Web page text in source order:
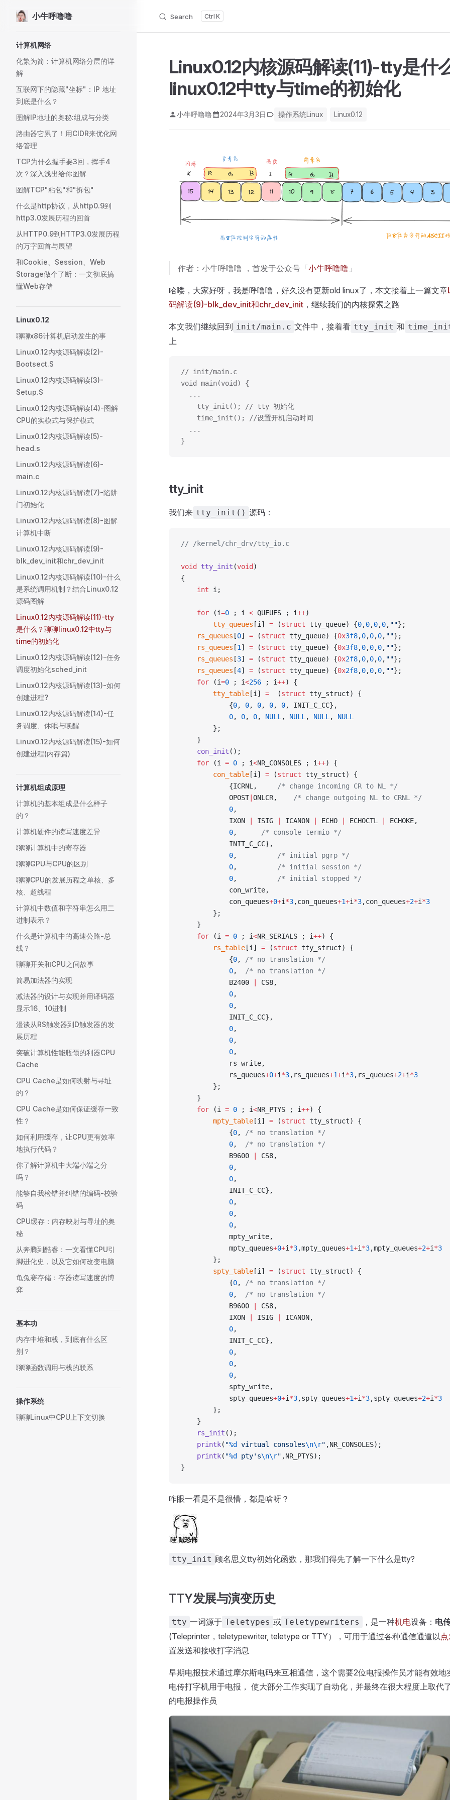
Skip to content
小牛呼噜噜 Search K
计算机网络
化繁为简：计算机网络分层的详
解
互联网下的隐藏"坐标"：IP 地址
到底是什么？
图解IP地址的奥秘:组成与分类
路由器它累了！用CIDR来优化网
络管理
TCP为什么握手要3回，挥手4
次？深入浅出给你图解
图解TCP"粘包"和"拆包"
什么是http协议，从http0.9到
http3.0发展历程的回首
从HTTP0.9到HTTP3.0发展历程
的万字回首与展望
和Cookie、Session、Web
Storage做个了断：一文彻底搞
懂Web存储
Linux0.12
聊聊x86计算机启动发生的事
Linux0.12内核源码解读(2)-
Bootsect.S
Linux0.12内核源码解读(3)-
Setup.S
Linux0.12内核源码解读(4)-图解
CPU的实模式与保护模式
Linux0.12内核源码解读(5)-
head.s
Linux0.12内核源码解读(6)-
main.c
Linux0.12内核源码解读(7)-陷阱
门初始化
Linux0.12内核源码解读(8)-图解
计算机中断
Linux0.12内核源码解读(9)-
blk_dev_init和chr_dev_init
Linux0.12内核源码解读(10)-什么
是系统调用机制？结合Linux0.12
源码图解
Linux0.12内核源码解读(11)-tty
是什么？聊聊linux0.12中tty与
time的初始化
Linux0.12内核源码解读(12)-任务
调度初始化sched_init
Linux0.12内核源码解读(13)-如何
创建进程?
Linux0.12内核源码解读(14)-任
务调度、休眠与唤醒
Linux0.12内核源码解读(15)-如何
创建进程(内存篇)
计算机组成原理
计算机的基本组成是什么样子
的？
计算机硬件的读写速度差异
聊聊计算机中的寄存器
聊聊GPU与CPU的区别
聊聊CPU的发展历程之单核、多
核、超线程
计算机中数值和字符串怎么用二
进制表示？
什么是计算机中的高速公路-总
线？
聊聊开关和CPU之间故事
简易加法器的实现
减法器的设计与实现并用译码器
显示16、10进制
漫谈从RS触发器到D触发器的发
展历程
突破计算机性能瓶颈的利器CPU
Cache
CPU Cache是如何映射与寻址
的？
CPU Cache是如何保证缓存一致
性？
如何利用缓存，让CPU更有效率
地执行代码？
你了解计算机中大端小端之分
吗？
能够自我检错并纠错的编码-校验
码
CPU缓存：内存映射与寻址的奥
秘
从奔腾到酷睿：一文看懂CPU引
脚进化史，以及它如何改变电脑
龟兔赛存储：存器读写速度的博
弈
基本功
内存中堆和栈，到底有什么区
别？
聊聊函数调用与栈的联系
操作系统
聊聊Linux中CPU上下文切换
Linux0.12内核源码解读(11)-tty是什
linux0.12中tty与time的初始化
小牛呼噜噜 2024年3月3日 操作系统Linux Linux0.12
作者：小牛呼噜噜 ，首发于公众号「小牛呼噜噜 」
哈喽，大家好呀，我是呼噜噜，好久没有更新old linux了，本文接着上一篇文章
码解读(9)-blk_dev_init和chr_dev_init ，继续我们的内核探索之路
本文我们继续回到 init/main.c 文件中，接着看 tty_init 和
上
// init/main.c
void main(void) {
  ...
	tty_init(); // tty 初始化
	time_init(); //设置开机启动时间
  ...
}
tty_init
我们来 tty_init() 源码：
// /kernel/chr_drv/tty_io.c
void tty_init (void )
{
	int
i;
	for
(i=0 ; i < QUEUES ; i++)
		tty_queues
[i] = (struct tty_queue) {0,0,0,0, ""};
	rs_queues
[0] = (struct tty_queue) {0x3f8,0,0,0, ""};
	rs_queues
[1 ] = (struct tty_queue) {0x3f8,0,0,0, ""};
	rs_queues
[3] = (struct tty_queue) {0x2f8,0,0,0, ""};
	rs_queues
[4] = (struct tty_queue) {0x2f8,0,0,0, ""};
	for
(i=0 ; i<256 ; i++) {
		tty_table
[i] =
  (
struct tty_struct) {
		 	{
0, 0, 0, 0, 0, INIT_C_CC},
			0
, 0, 0, NULL , NULL , NULL , NULL
		};
	}
	con_init
();
	for
(i = 0 ; i<NR_CONSOLES ; i++) {
		con_table
[i] = (struct tty_struct) {
		 	{ICRNL,
		/* change incoming CR to NL */
			OPOST
ONLCR,
	/* change outgoing NL to CRNL */
			0
,
			IXON
ISIG ICANON ECHO ECHOCTL
ECHOKE,
			0
,
		/* console termio */
			INIT_C_CC},
			0
,
			/* initial pgrp */
			0
,
			/* initial session */
			0
,
			/* initial stopped */
			con_write,
			con_queues
+0+i *3,con_queues+1+i *3,con_queues+2+i *3
		};
	}
	for
(i = 0 ; i<NR_SERIALS ; i++) {
		rs_table
[i] = (struct tty_struct) {
			{
0,
/* no translation */
			0
,
  /* no translation */
			B2400
CS8,
			0
,
			0
,
			INIT_C_CC},
			0
,
			0
,
			0
,
			rs_write,
			rs_queues
+0+i *3,rs_queues+1+i *3,rs_queues+2+i *3
		};
	}
	for
(i = 0 ; i<NR_PTYS ; i++) {
		mpty_table
[i] = (struct tty_struct) {
			{
0,
/* no translation */
			0
,
  /* no translation */
			B9600
CS8,
			0
,
			0
,
			INIT_C_CC},
			0
,
			0
,
			0
,
			mpty_write,
			mpty_queues
+0+i *3,mpty_queues+1+i *3,mpty_queues+2+i *3
		};
		spty_table
[i] = (struct tty_struct) {
			{
0,
/* no translation */
			0
,
  /* no translation */
			B9600
CS8,
			IXON
ISIG
ICANON,
			0
,
			INIT_C_CC},
			0
,
			0
,
			0
,
			spty_write,
			spty_queues
+0+i *3,spty_queues+1+i *3,spty_queues+2+i *3
		};
	}
	rs_init
();
	printk
( "%d virtual consoles\n\r" ,NR_CONSOLES);
	printk
( "%d pty's\n\r" ,NR_PTYS);
}
咋眼一看是不是很懵，都是啥呀？
tty_init 顾名思义tty初始化函数，那我们得先了解一下什么是tty?
TTY发展与演变历史
tty 一词源于 Teletypes 或 Teletypewriters ，是一种机电设备： 电
(Teleprinter，teletypewriter, teletype or TTY），可用于通过各种通信通道以
置发送和接收打字消息
早期电报技术通过摩尔斯电码来互相通信，这个需要2位电报操作员才能有效地
电传打字机用于电报， 使大部分工作实现了自动化，并最终在很大程度上取代
的电报操作员